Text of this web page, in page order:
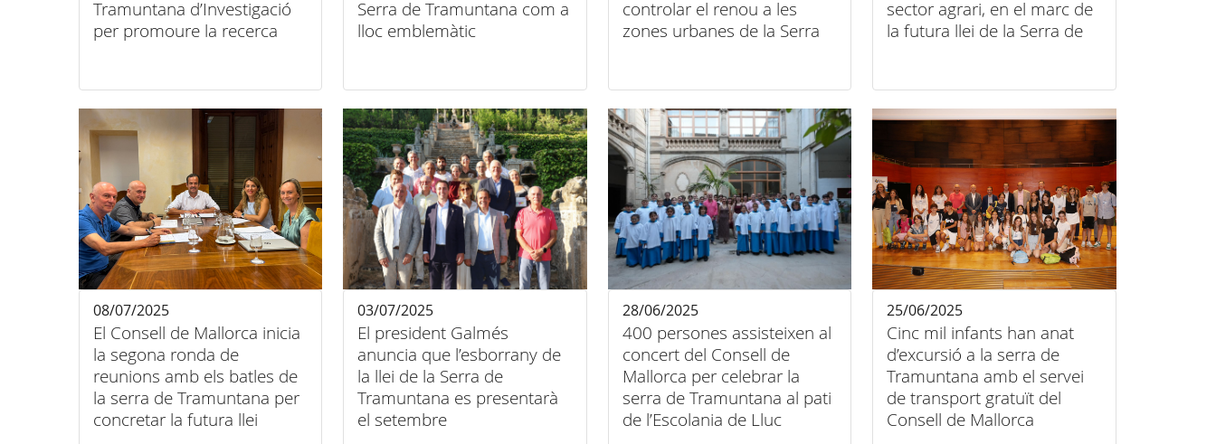
Tramuntana d’Investigació
per promoure la recerca
Serra de Tramuntana com a
lloc emblemàtic
controlar el renou a les
zones urbanes de la Serra
sector agrari, en el marc de
la futura llei de la Serra de
El Consell de Mallorca inicia
la segona ronda de
reunions amb els batles de
la serra de Tramuntana per
concretar la futura llei
08/07/2025
El president Galmés
anuncia que l’esborrany de
la llei de la Serra de
Tramuntana es presentarà
el setembre
03/07/2025
400 persones assisteixen al
concert del Consell de
Mallorca per celebrar la
serra de Tramuntana al pati
de l’Escolania de Lluc
28/06/2025
Cinc mil infants han anat
d’excursió a la serra de
Tramuntana amb el servei
de transport gratuït del
Consell de Mallorca
25/06/2025